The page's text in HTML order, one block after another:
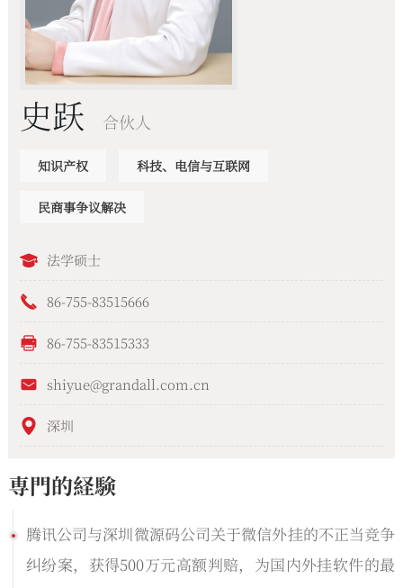
史跃 合伙人
知识产权 科技、电信与互联网
民商事争议解决
法学硕士
86-755-83515666
86-755-83515333
shiyue@grandall.com.cn
深圳
専門的経験
腾讯公司与深圳微源码公司关于微信外挂的不正当竞争
纠纷案，获得500万元高额判赔，为国内外挂软件的最